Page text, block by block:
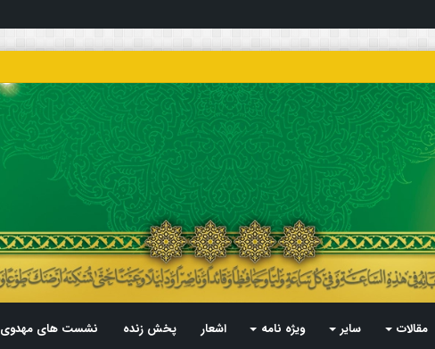
مقالات سایر ویژه نامه اشعار پخش زنده نشست های مهدوی